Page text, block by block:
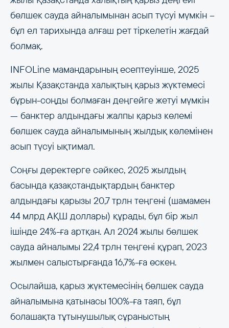
бөлшек сауда айналымынан асып түсуі мүмкін –
бұл ел тарихында алғаш рет тіркелетін жағдай
болмақ.
INFOLine мамандарының есептеуінше, 2025
жылы Қазақстанда халықтың қарыз жүктемесі
бұрын-соңды болмаған деңгейге жетуі мүмкін
— банктер алдындағы жалпы қарыз көлемі
бөлшек сауда айналымының жылдық көлемінен
асып түсуі ықтимал.
Соңғы деректерге сәйкес, 2025 жылдың
басында қазақстандықтардың банктер
алдындағы қарызы 20,7 трлн теңгені (шамамен
44 млрд АҚШ доллары) құрады, бұл бір жыл
ішінде 24%-ға артқан. Ал 2024 жылы бөлшек
сауда айналымы 22,4 трлн теңгені құрап, 2023
жылмен салыстырғанда 16,7%-ға өскен.
Осылайша, қарыз жүктемесінің бөлшек сауда
айналымына қатынасы 100%-ға таяп, бұл
болашақта тұтынушылық сұраныстың